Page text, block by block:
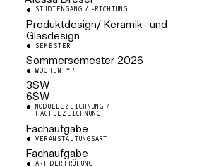
Künstlerische Mitarbeiterin
Glasdesign
STUDIENGANG / -RICHTUNG
Produktdesign/ Keramik- und
Glasdesign
SEMESTER
Sommersemester 2026
WOCHENTYP
3SW
6SW
MODULBEZEICHNUNG /
FACHBEZEICHNUNG
Fachaufgabe
VERANSTALTUNGSART
Fachaufgabe
ART DER PRÜFUNG